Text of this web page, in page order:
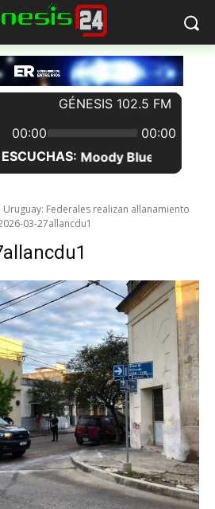
Federales realizan allanamiento
03-27allancdu1